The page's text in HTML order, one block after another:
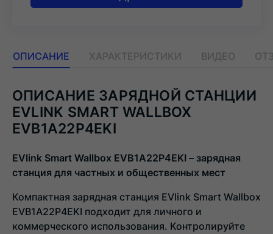
ОПИСАНИЕ ХАРАКТЕРИСТИКИ ВИДЕО
ОПИСАНИЕ ЗАРЯДНОЙ СТАНЦИИ
EVLINK SMART WALLBOX
EVB1A22P4EKI
EVlink Smart Wallbox EVB1A22P4EKI – зарядная
станция для частных и общественных мест
Компактная зарядная станция EVlink Smart Wallbox
EVB1A22P4EKI подходит для личного и
коммерческого использования. Контролируйте